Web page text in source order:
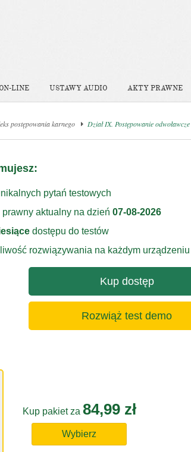
LINE USTAWY AUDIO AKTY PRAWNE
postępowania karnego Dział IX. Postępowanie odwoławcze
pytań testowych
prawny aktualny na dzień 07-08-2026
dostępu do testów
rozwiązywania na każdym
Kup dostęp
Rozwiąż test demo
Kup pakiet za 84,99 zł
Wybierz